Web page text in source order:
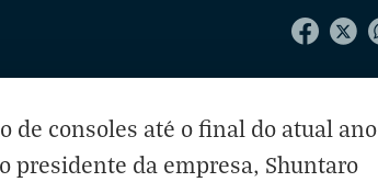
de consoles até o final do atual ano
presidente da empresa, Shuntaro